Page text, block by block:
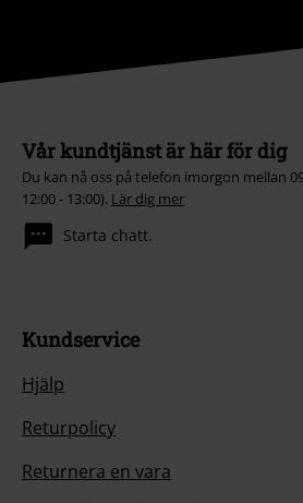
Vår kundtjänst är här för dig
Du kan nå oss på telefon imorgon mellan
12:00 - 13:00). Lär dig mer
Starta chatt.
Kundservice
Hjälp
Returpolicy
Returnera en vara